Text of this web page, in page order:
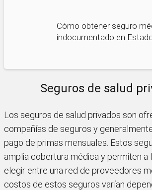
Cómo obtener seguro
indocumentado en
Seguros de salud
Los seguros de salud privados son
compañías de seguros y
pago de primas mensuales. Estos
amplia cobertura médica y permiten a
elegir entre una red de proveedores
costos de estos seguros varían